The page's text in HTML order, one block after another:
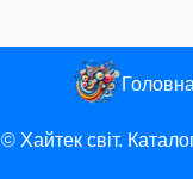
Головна
© Хайтек світ.